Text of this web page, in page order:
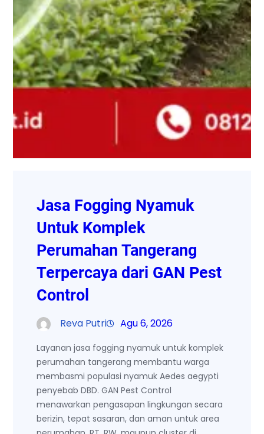
Jasa Fogging Nyamuk
Untuk Komplek
Perumahan Tangerang
Terpercaya dari GAN Pest
Control
Reva Putri Agu 6, 2026
Layanan jasa fogging nyamuk untuk komplek
perumahan tangerang membantu warga
membasmi populasi nyamuk Aedes aegypti
penyebab DBD. GAN Pest Control
menawarkan pengasapan lingkungan secara
berizin, tepat sasaran, dan aman untuk area